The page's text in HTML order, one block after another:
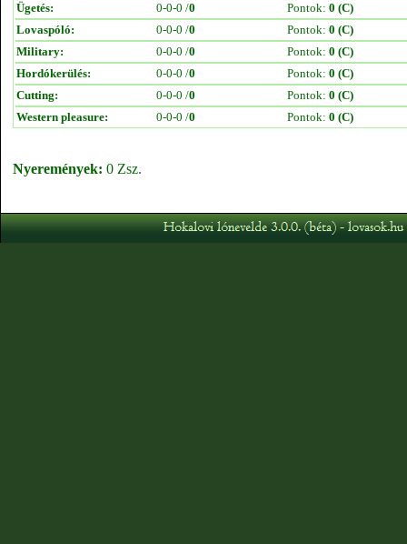
Ügetés:
0-0-0 /0 Pontok: 0 (C)
Lovaspóló:
0-0-0 /0 Pontok: 0 (C)
Military:
0-0-0 /0 Pontok: 0 (C)
Hordókerülés:
0-0-0 /0 Pontok: 0 (C)
Cutting:
0-0-0 /0 Pontok: 0 (C)
Western pleasure:
0-0-0 /0 Pontok: 0 (C)
Nyeremények: 0 Zsz.